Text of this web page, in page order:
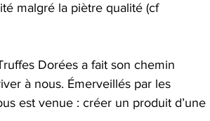
malgré la piètre qualité (cf
Dorées a fait son chemin
à nous. Émerveillés par les
est venue : créer un produit d’une